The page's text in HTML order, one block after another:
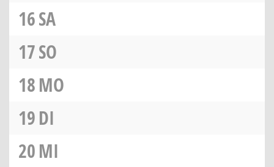
16SA
17SO
18MO
19DI
20MI